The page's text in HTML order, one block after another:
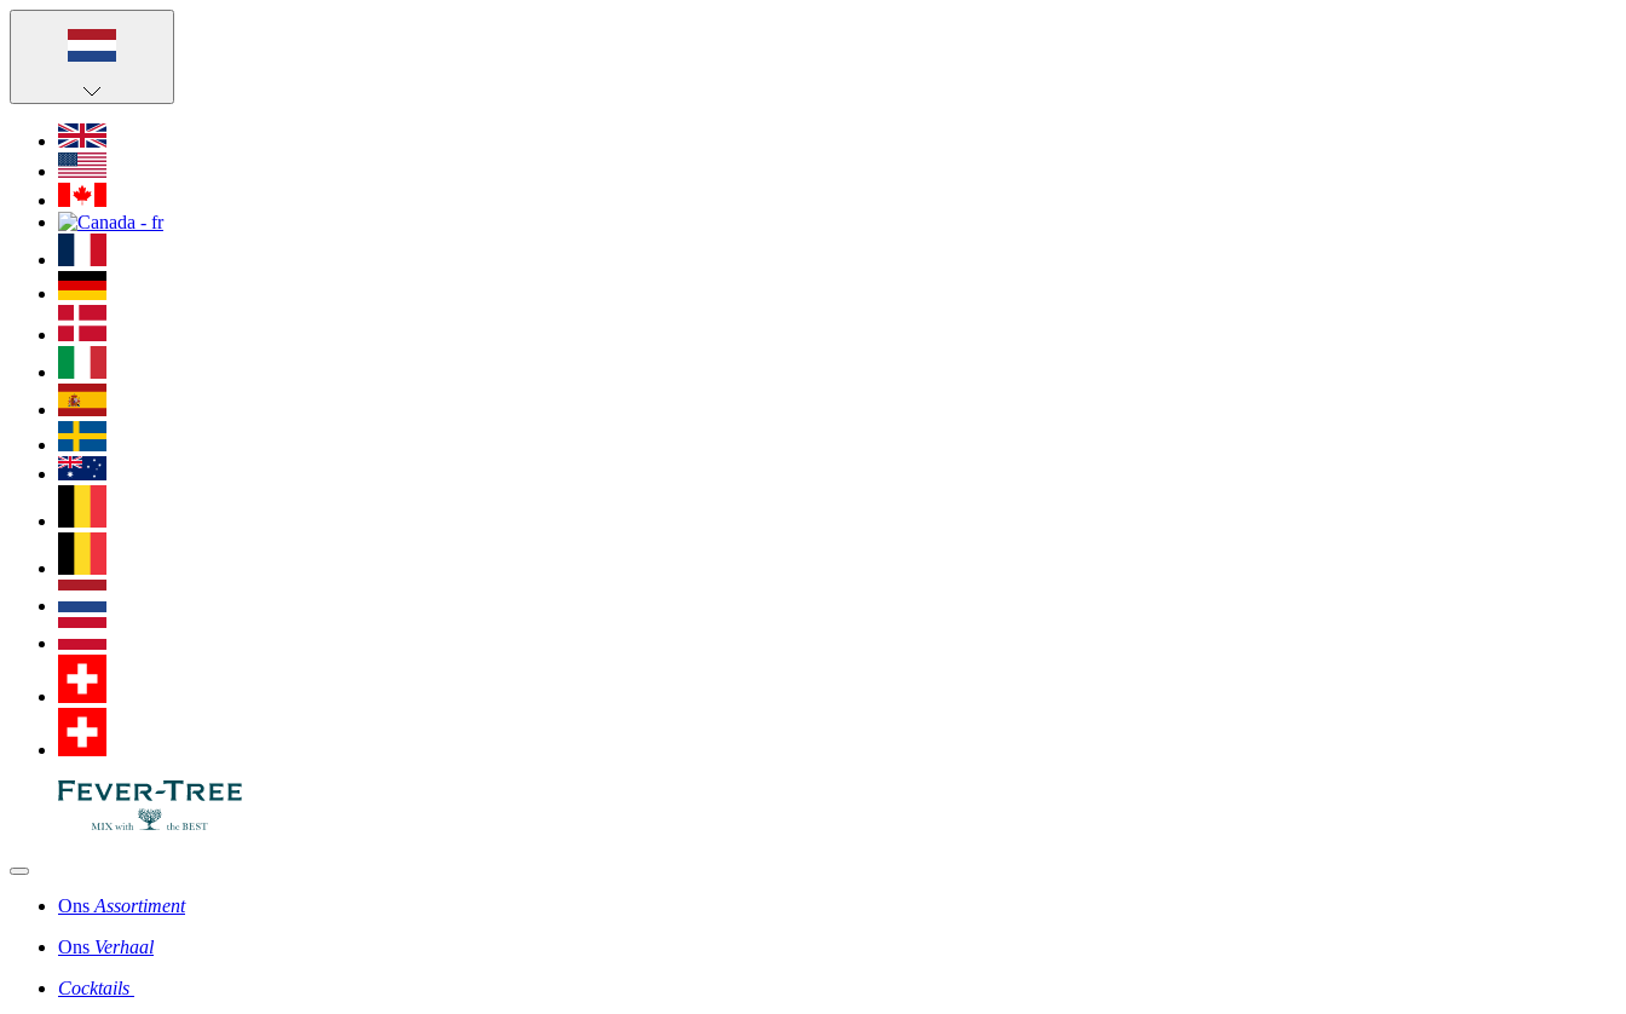
Ons Assortiment
Ons Verhaal
Cocktails